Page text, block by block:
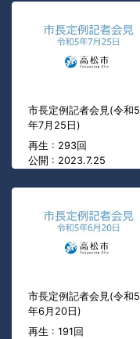
市長定例記者会見(令和5
年7月25日)
再生 : 293回
公開 : 2023.7.25
市長定例記者会見(令和5
年6月20日)
再生 : 191回